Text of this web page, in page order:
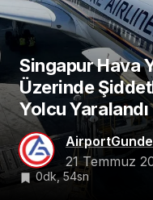
Singapur Hava
Üzerinde
Yolcu Yaralandı
21 Temmuz
0dk, 54sn